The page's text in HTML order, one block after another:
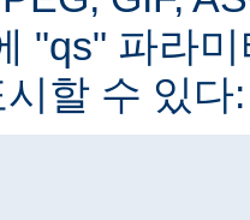
"qs" 파라
할 수 있다: